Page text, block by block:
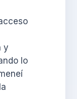
y
lo